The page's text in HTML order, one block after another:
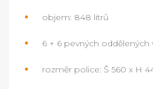
objem: 848 litrů
6 + 6 pevných
rozměr police: Š 560 x H